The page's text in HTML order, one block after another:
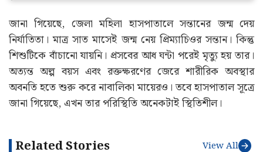
জানা গিয়েছে, জেলা মহিলা হাসপাতালে সন্তানের জন্ম দেয়
নির্যাতিতা। মাত্র সাত মাসেই জন্ম নেয় প্রিম্যাচিওর সন্তান। কিন্তু
শিশুটিকে বাঁচানো যায়নি। প্রসবের আধ ঘন্টা পরেই মৃত্যু হয় তার।
অত্যন্ত অল্প বয়স এবং রক্তক্ষরণের জেরে শারীরিক অবস্থার
অবনতি হতে শুরু করে নাবালিকা মায়েরও। তবে হাসপাতাল সূত্রে
জানা গিয়েছে, এখন তার পরিস্থিতি অনেকটাই স্থিতিশীল।
Related Stories View All